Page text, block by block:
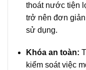
thoát nước tiện
trở nên đơn
sử dụng.
Khóa an toàn:
kiểm soát việc